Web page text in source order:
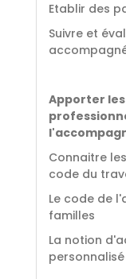
Etablir des
Suivre et
Apporter
Connaitre
code du
Le code de
familles
La notion
personnalisé